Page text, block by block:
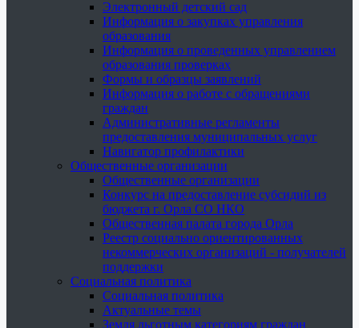
Электронный детский сад
Информация о закупках управления
образования
Информация о проведенных управлением
образования проверках
Формы и образцы заявлений
Информация о работе с обращениями
граждан
Административные регламенты
предоставления муниципальных услуг
Навигатор профилактики
Общественные организации
Общественные организации
Конкурс на предоставление субсидий из
бюджета г. Орла СО НКО
Общественная палата города Орла
Реестр социально ориентированных
некоммерческих организаций - получателей
поддержки
Социальная политика
Социальная политика
Актуальные темы
Земля льготным категориям граждан